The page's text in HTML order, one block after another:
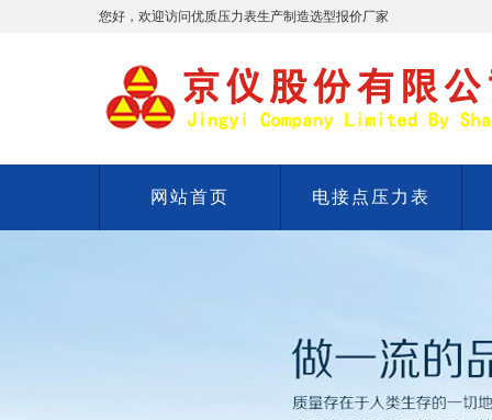
您好，欢迎访问优质压力表生产制造选型报价厂家
网站首页 电接点压力表